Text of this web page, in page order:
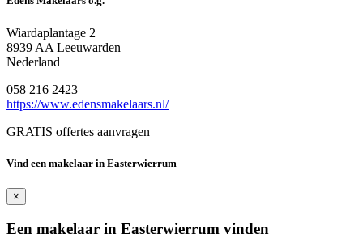
Wiardaplantage 2
8939 AA Leeuwarden
Nederland
058 216 2423
https://www.edensmakelaars.nl/
GRATIS offertes aanvragen
Vind een makelaar in Easterwierrum
×
Een makelaar in Easterwierrum vinden